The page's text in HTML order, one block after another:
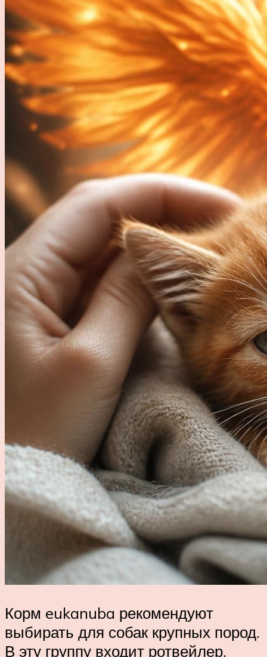
Корм eukanuba рекомендуют
выбирать для собак крупных пород.
В эту группу входит ротвейлер,